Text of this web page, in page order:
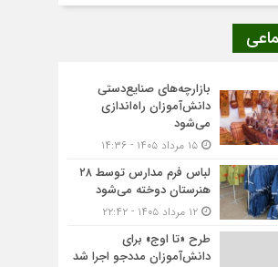
بازارچه‌های صنایع‌دستی
دانش‌آموزان راه‌اندازی
می‌شود
لباس فرم مدارس توسط ۲۸
هنرستان‌ دوخته می‌شود
طرح «تا اوج» برای
دانش‌آموزان مددجو اجرا شد